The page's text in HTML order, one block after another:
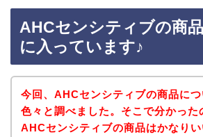
AHCセンシティブの商
に入っています♪
今回、AHCセンシティブの商品につ
色々と調べました。そこで分かった
AHCセンシティブの商品はかなりい